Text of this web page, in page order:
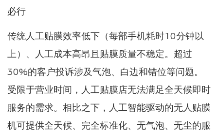
必行
传统人工贴膜效率低下（每部手机耗时10分钟以
上）、人工成本高昂且贴膜质量不稳定。超过
30%的客户投诉涉及气泡、白边和错位等问题。
受限于营业时间，人工贴膜店无法满足全天候即时
服务的需求。相比之下，人工智能驱动的无人贴膜
机可提供全天候、完全标准化、无气泡、无尘的服